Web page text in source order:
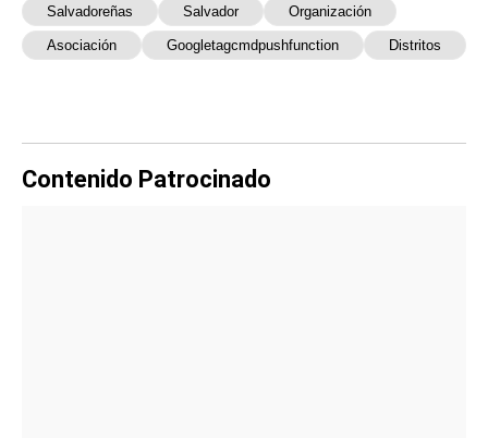
Salvadoreñas Salvador Organización
Asociación Googletagcmdpushfunction Distritos
Contenido Patrocinado